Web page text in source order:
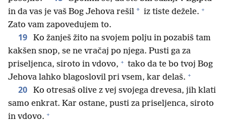
in da vas je vaš Bog Jehova rešil * iz tiste dežele. +
Zato vam zapovedujem to.
19
Ko žanješ žito na svojem polju in pozabiš tam
kakšen snop, se ne vračaj po njega. Pusti ga za
priseljenca, siroto in vdovo, + tako da te bo tvoj Bog
Jehova lahko blagoslovil pri vsem, kar delaš. +
20
Ko otresaš olive z vej svojega drevesa, jih klati
samo enkrat. Kar ostane, pusti za priseljenca, siroto
in vdovo. +